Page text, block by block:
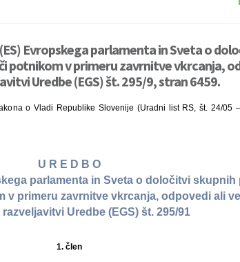
Evropskega parlamenta in Sveta o
potnikom v primeru zavrnitve vkrcanja,
Uredbe (EGS) št. 295/9, stran 6459.
o Vladi Republike Slovenije (Uradni list RS, št. 24/05
U R E D B O
parlamenta in Sveta o določitvi skupnih
primeru zavrnitve vkrcanja, odpovedi ali
razveljavitvi Uredbe (EGS) št. 295/91
1. člen